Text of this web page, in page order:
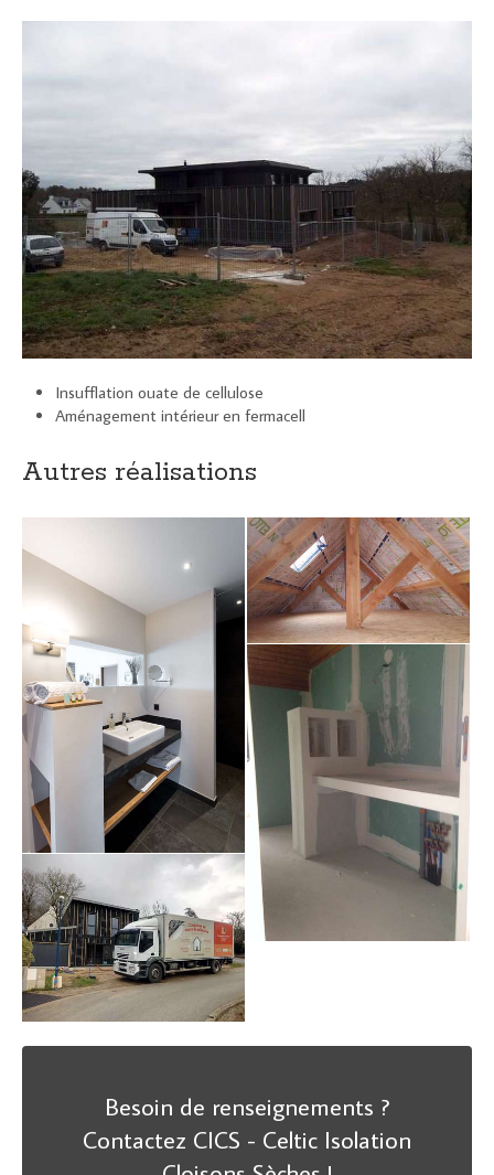
Insufflation ouate de cellulose
Aménagement intérieur en fermacell
Autres réalisations
Besoin de renseignements ?
Contactez CICS - Celtic Isolation